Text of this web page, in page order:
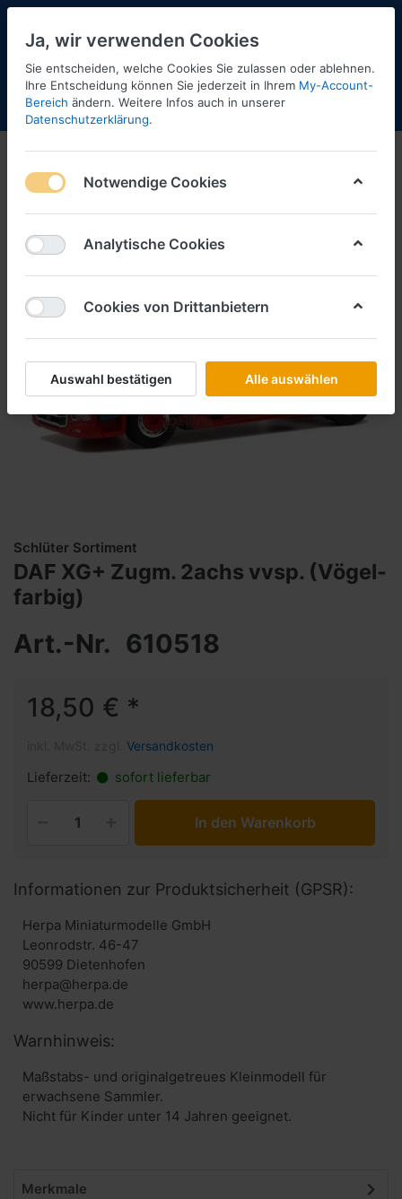
Menü Anmelden Shopaktualisierung
Schlüter Sortiment
DAF XG+ Zugm. 2achs vvsp. (Vögel-
farbig)
Art.-Nr. 610518
18,50 € *
Versandkosten
Lieferzeit: sofort lieferbar
In den Warenkorb
Informationen zur Produktsicherheit (GPSR):
Herpa Miniaturmodelle GmbH
Leonrodstr. 46-47
90599 Dietenhofen
herpa@herpa.de
www.herpa.de
Warnhinweis:
Maßstabs- und originalgetreues Kleinmodell für
erwachsene Sammler.
Nicht für Kinder unter 14 Jahren geeignet.
Merkmale
Ja, wir verwenden Cookies
Sie entscheiden, welche Cookies Sie zulassen oder ablehnen.
Ihre Entscheidung können Sie jederzeit in Ihrem My-Account-
Bereich ändern. Weitere Infos auch in unserer
Datenschutzerklärung.
Notwendige Cookies
Analytische Cookies
Cookies von Drittanbietern
Auswahl bestätigen Alle auswählen